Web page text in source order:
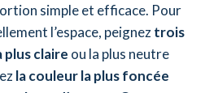
simple et efficace. Pour
l’espace, peigneztrois
plus claire ou la plus neutre
la couleur la plus foncée